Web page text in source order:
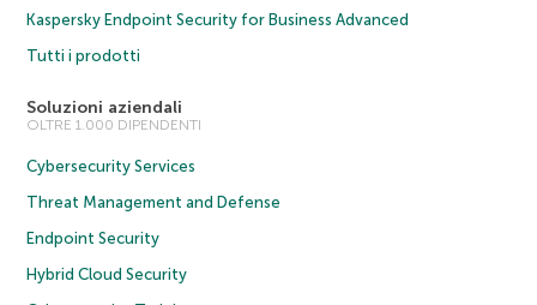
Kaspersky Endpoint Security for Business Advanced
Tutti i prodotti
Soluzioni aziendali
OLTRE 1.000 DIPENDENTI
Cybersecurity Services
Threat Management and Defense
Endpoint Security
Hybrid Cloud Security